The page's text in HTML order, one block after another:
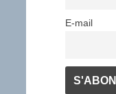
E-mail